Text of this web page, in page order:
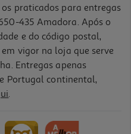
praticados para entregas
435 Amadora. Após o
e do código postal,
vigor na loja que serve
Entregas apenas
Portugal continental,
.